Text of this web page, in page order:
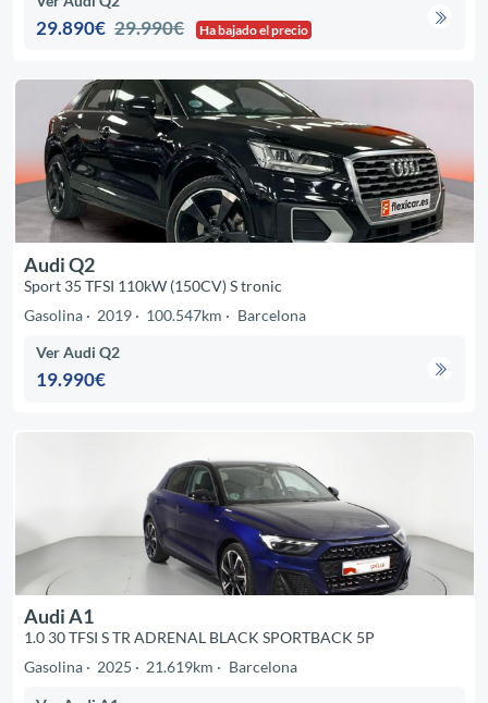
29.890€ 29.990€ Ha bajado el precio
Audi Q2
Sport 35 TFSI 110kW (150CV) S tronic
Gasolina
2019 100.547km Barcelona
Ver Audi Q2
19.990€
Audi A1
1.0 30 TFSI S TR ADRENAL BLACK SPORTBACK 5P
Gasolina
2025 21.619km Barcelona